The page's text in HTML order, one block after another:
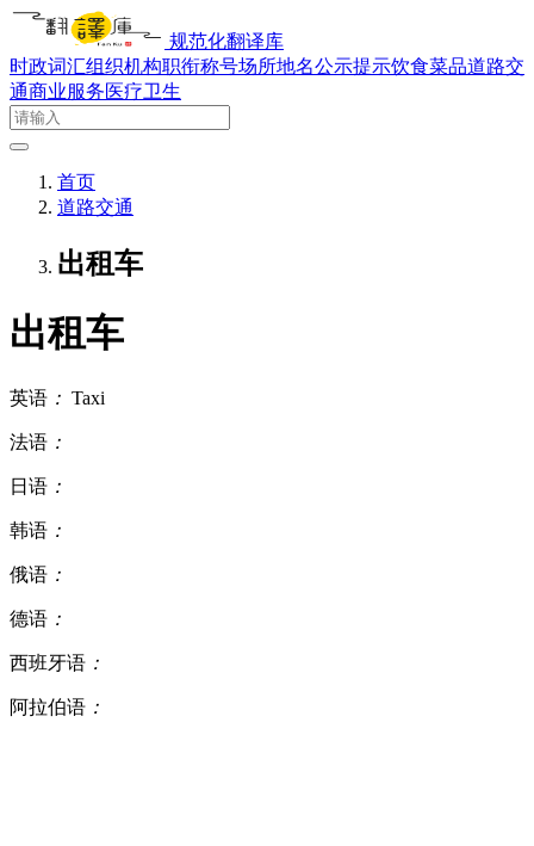
规范化翻译库
时政词汇组织机构职衔称号场所地名公示提示饮食菜品道路交
通商业服务医疗卫生
首页
道路交通
出租车
出租车
英语 ： Taxi
法语 ：
日语 ：
韩语 ：
俄语 ：
德语 ：
西班牙语 ：
阿拉伯语 ：